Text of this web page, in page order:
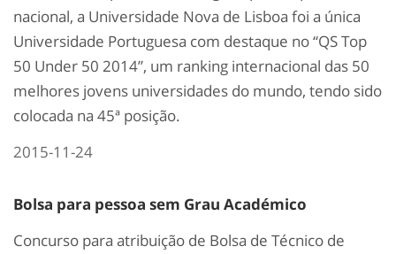
nacional, a Universidade Nova de Lisboa foi a única
Universidade Portuguesa com destaque no “QS Top
50 Under 50 2014”, um ranking internacional das 50
melhores jovens universidades do mundo, tendo sido
colocada na 45ª posição.
2015-11-24
Bolsa para pessoa sem Grau Académico
Concurso para atribuição de Bolsa de Técnico de